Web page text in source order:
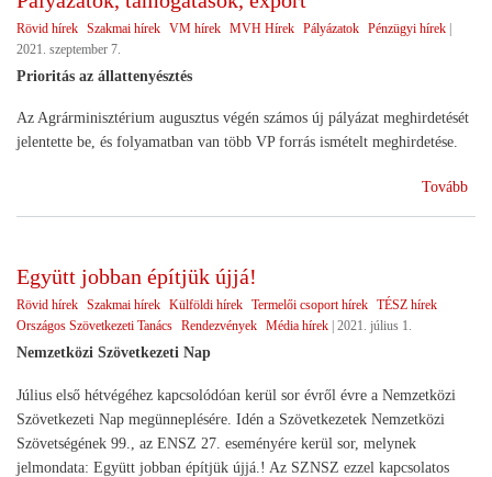
Rövid hírek Szakmai hírek VM hírek MVH Hírek Pályázatok Pénzügyi hírek |
2021. szeptember 7.
Prioritás az állattenyésztés
Az Agrárminisztérium augusztus végén számos új pályázat meghirdetését
jelentette be, és folyamatban van több VP forrás ismételt meghirdetése.
Tovább
Együtt jobban építjük újjá!
Rövid hírek Szakmai hírek Külföldi hírek Termelői csoport hírek TÉSZ hírek
Országos Szövetkezeti Tanács Rendezvények Média hírek 2021. július 1.
Nemzetközi Szövetkezeti Nap
Július első hétvégéhez kapcsolódóan kerül sor évről évre a Nemzetközi
Szövetkezeti Nap megünneplésére. Idén a Szövetkezetek Nemzetközi
Szövetségének 99., az ENSZ 27. eseményére kerül sor, melynek
jelmondata: Együtt jobban építjük újjá.! Az SZNSZ ezzel kapcsolatos